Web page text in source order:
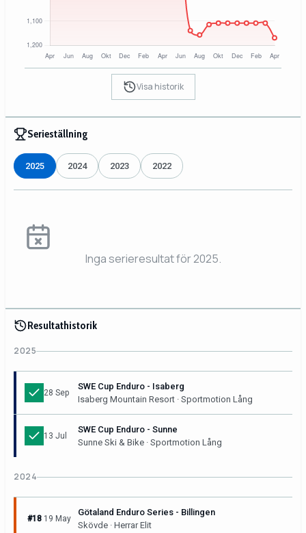
Visa historik
Serieställning
2025 2024 2023 2022
Inga serieresultat för 2025.
Resultathistorik
2025
28 Sep
SWE Cup Enduro - Isaberg
Isaberg Mountain Resort · Sportmotion Lång
13 Jul
SWE Cup Enduro - Sunne
Sunne Ski & Bike · Sportmotion Lång
2024
#18 19 May
Götaland Enduro Series - Billingen
Skövde · Herrar Elit